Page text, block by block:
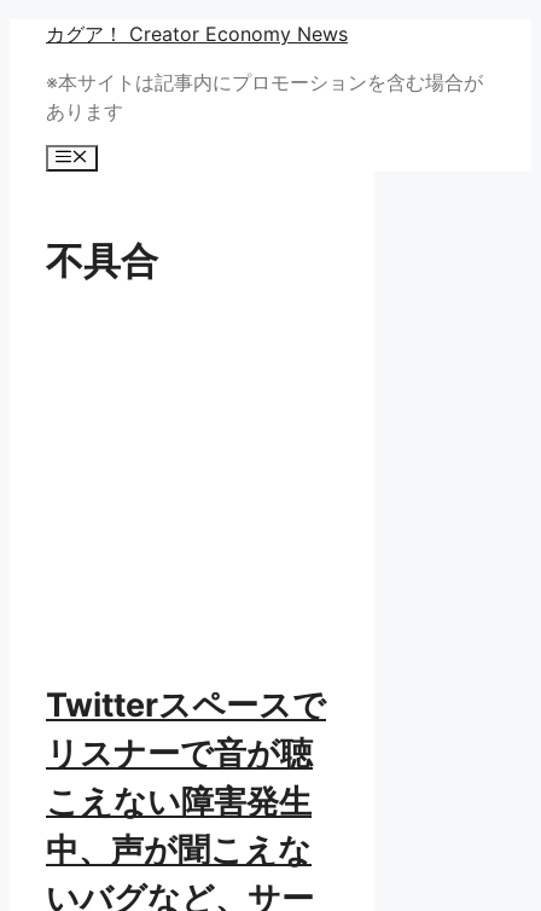
カグア！ Creator Economy News
※本サイトは記事内にプロモーションを含む場合が
あります
メ
不具合
Twitterスペースで
リスナーで音が聴
こえない障害発生
中、声が聞こえな
いバグなど、サー